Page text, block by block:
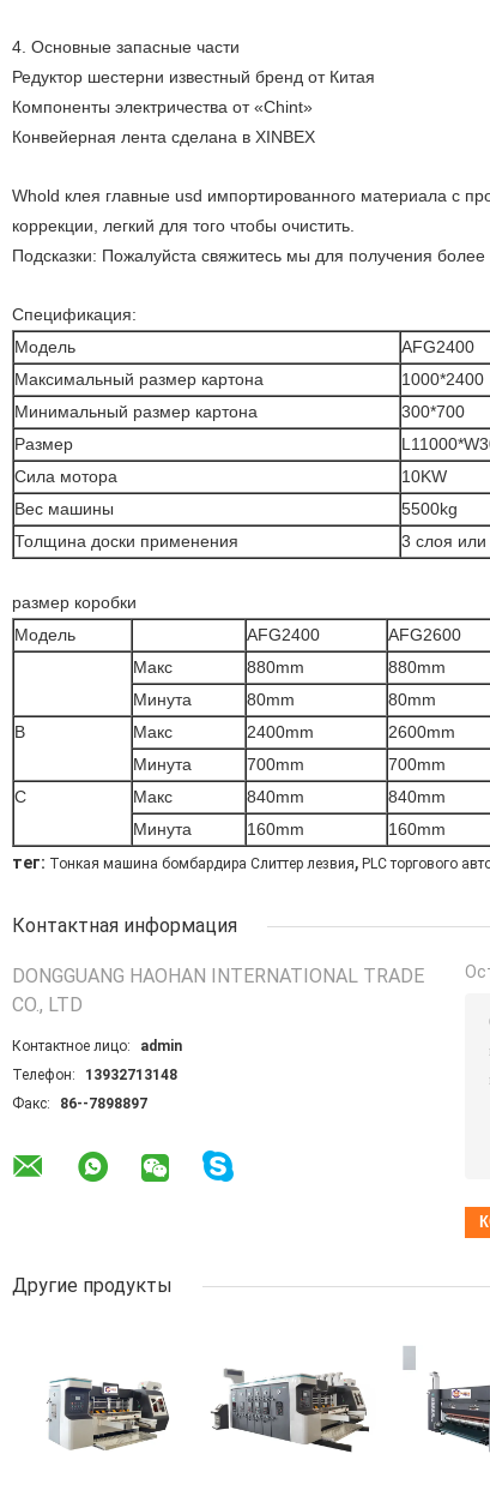
4. Основные запасные части
Редуктор шестерни известный бренд от Китая
Компоненты электричества от «Chint»
Конвейерная лента сделана в XINBEX
Whold клея главные usd импортированного материала с
коррекции, легкий для того чтобы очистить.
Подсказки: Пожалуйста свяжитесь мы для получения
Спецификация:
Модель
AFG2400
Максимальный размер картона
1000*2400
Минимальный размер картона
300*700
Размер
Сила мотора
10KW
Вес машины
5500kg
Толщина доски применения
3 слоя или
размер коробки
Модель
AFG2400 AFG2600
Макс
880mm 880mm
Минута
80mm 80mm
B
Макс 2400mm 2600mm
Минута
700mm 700mm
C
Макс 840mm 840mm
Минута
160mm 160mm
тег: Тонкая машина бомбардира Слиттер лезвия, PLC торгового
Контактная информация
DONGGUANG HAOHAN INTERNATIONAL TRADE
CO., LTD
Контактное лицо:
admin
Телефон:
13932713148
Факс:
86--7898897
Другие продукты